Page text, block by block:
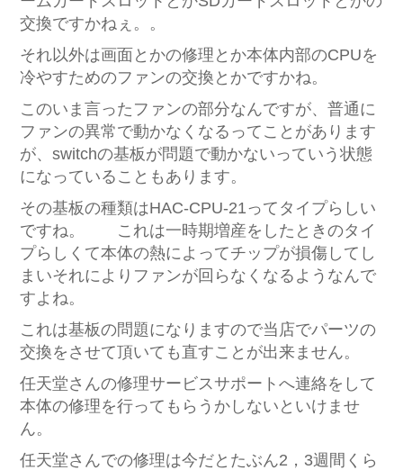
交換ですかねぇ。。
それ以外は画面とかの修理とか本体内部のCPUを
冷やすためのファンの交換とかですかね。
このいま言ったファンの部分なんですが、普通に
ファンの異常で動かなくなるってことがあります
が、switchの基板が問題で動かないっていう状態
になっていることもあります。
その基板の種類はHAC-CPU-21ってタイプらしい
ですね。 これは一時期増産をしたときのタイ
プらしくて本体の熱によってチップが損傷してし
まいそれによりファンが回らなくなるようなんで
すよね。
これは基板の問題になりますので当店でパーツの
交換をさせて頂いても直すことが出来ません。
任天堂さんの修理サービスサポートへ連絡をして
本体の修理を行ってもらうかしないといけませ
ん。
任天堂さんでの修理は今だとたぶん2，3週間くら